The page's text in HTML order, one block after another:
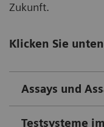
Zukunft.
Klicken Sie
Assays und
Testsysteme